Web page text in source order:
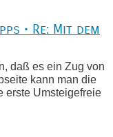
• Re: Mit dem
daß es ein Zug von
kann man die
erste Umsteigefreie